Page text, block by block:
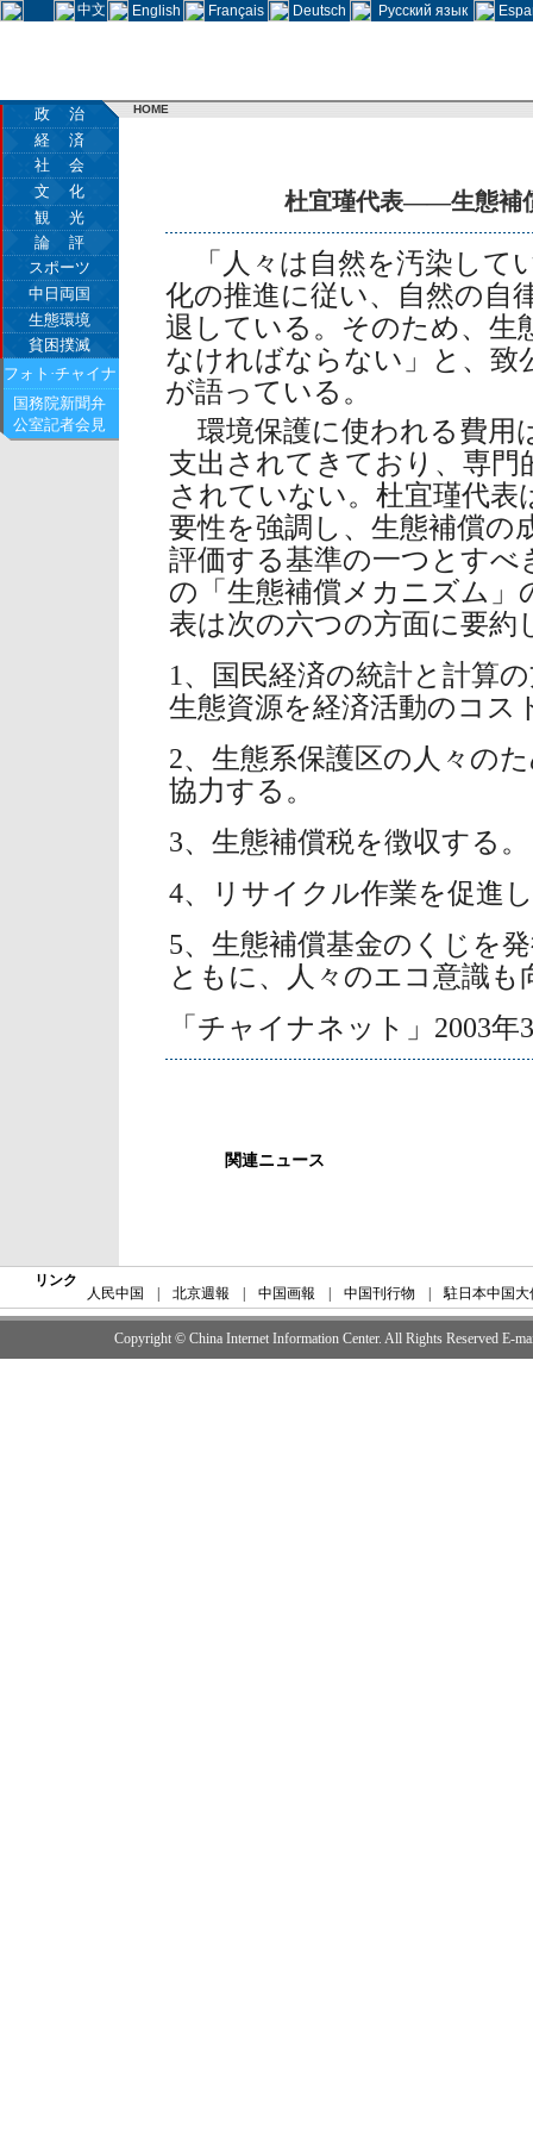
中文 English Français Deutsch Русский язык
政 治
経 済
社 会
文 化
観 光
論 評
スポーツ
中日両国
生態環境
貧困撲滅
フォト·チャイナ
国務院新聞弁
公室記者会見
HOME
杜宜瑾代表――生態補
「人々は自然を汚染して
化の推進に従い、自然の自
退している。そのため、生
なければならない」と、致
が語っている。
環境保護に使われる費用
支出されてきており、専
されていない。杜宜瑾代
要性を強調し、生態補償の
評価する基準の一つとす
の「生態補償メカニズム」
表は次の六つの方面に要約
1、国民経済の統計と計算
生態資源を経済活動のコス
2、生態系保護区の人々の
協力する。
3、生態補償税を徴収する。
4、リサイクル作業を促進
5、生態補償基金のくじを
ともに、人々のエコ意識も
「チャイナネット」2003年
関連ニュース
リンク
人民中国 北京週報 中国画報 中国刊行物 駐日本中国大
Copyright © China Internet Information Center. All Rights Reserved E-